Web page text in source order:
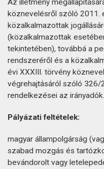
Az illetmény
köznevelésről szóló 2011.
közalkalmazottak
(közalkalmazottak
tekintetében), továbbá a
rendszeréről és a
évi XXXIII. törvény
végrehajtásáról szóló 326/
rendelkezései az irányadók.
Pályázati feltételek:
magyar állampolgárság
szabad mozgás és
bevándorolt vagy